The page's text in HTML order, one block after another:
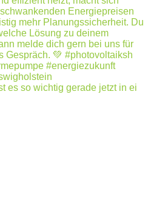
es so wichtig gerade jetzt in ei